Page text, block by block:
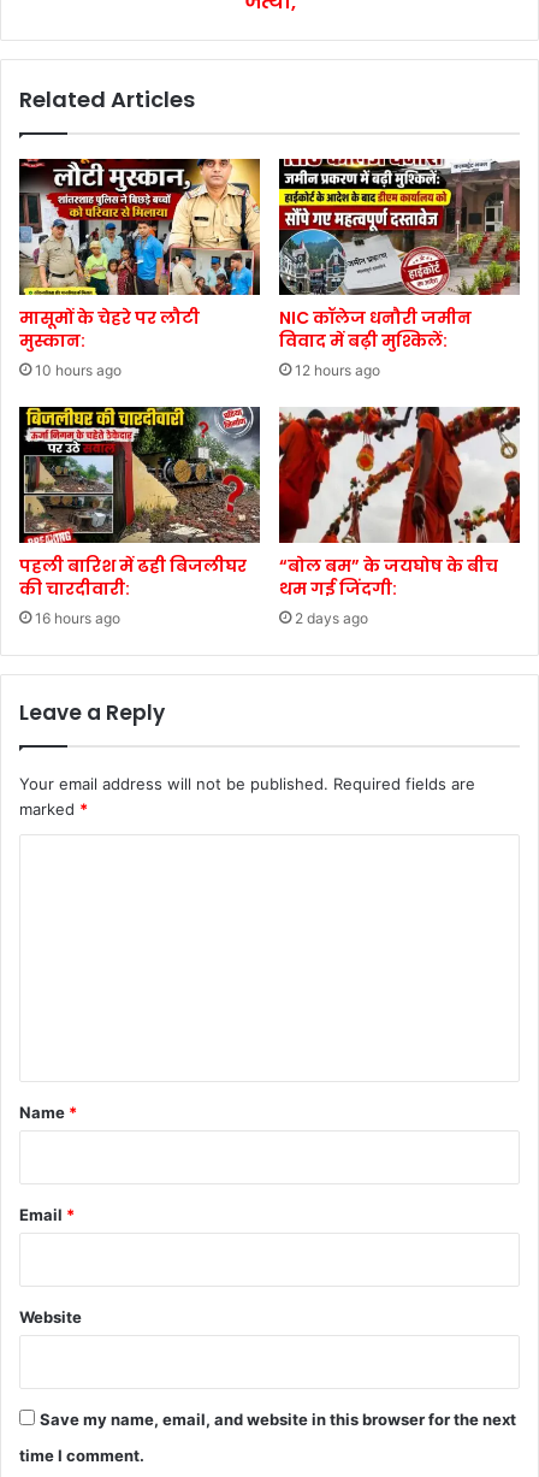
Related Articles
मासूमों के चेहरे पर लौटी
मुस्कान:
10 hours ago
NIC कॉलेज धनौरी जमीन
विवाद में बढ़ी मुश्किलें:
12 hours ago
पहली बारिश में ढही बिजलीघर
की चारदीवारी:
16 hours ago
“बोल बम” के जयघोष के बीच
थम गई जिंदगी:
2 days ago
Leave a Reply
Your email address will not be published. Required fields are
marked *
*
Name *
Email *
Website
Save my name, email, and website in this browser for the next
time I comment.